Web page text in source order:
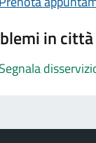
in città
Segnala